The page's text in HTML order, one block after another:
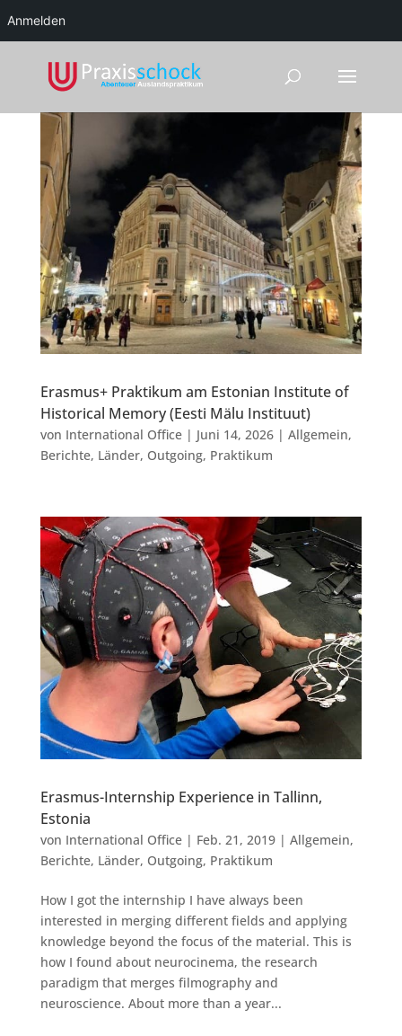
Anmelden
Erasmus+ Praktikum am Estonian Institute of
Historical Memory (Eesti Mälu Instituut)
von International Office| Juni 14, 2026| Allgemein,
Berichte, Länder, Outgoing, Praktikum
Erasmus-Internship Experience in Tallinn,
Estonia
von International Office| Feb. 21, 2019| Allgemein,
Berichte, Länder, Outgoing, Praktikum
How I got the internship I have always been
interested in merging different fields and applying
knowledge beyond the focus of the material. This is
how I found about neurocinema, the research
paradigm that merges filmography and
neuroscience. About more than a year...